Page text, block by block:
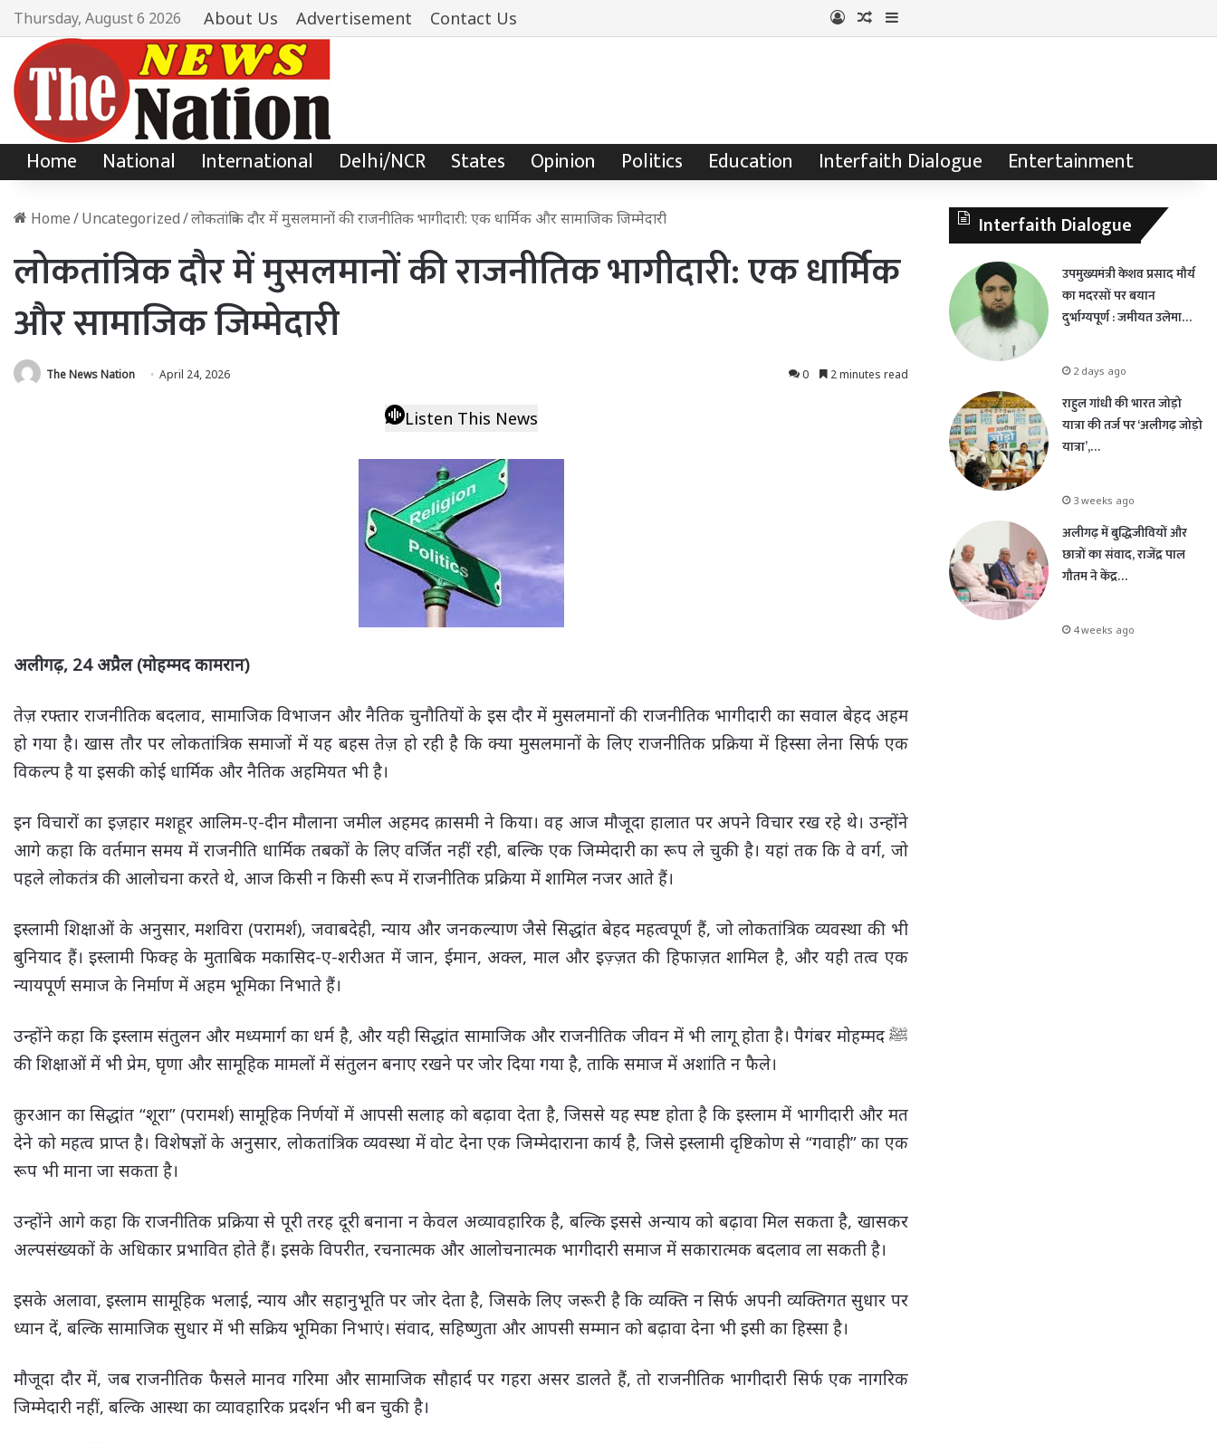
Thursday, August 6 2026 About Us Advertisement Contact Us Log InRandom Article
Home National International Delhi/NCR States Opinion Politics Education Interfaith Dialogue Entertainment
Home/Uncategorized/लोकतांत्रिक दौर में मुसलमानों की राजनीतिक भागीदारी: एक धार्मिक और सामाजिक जिम्मेदारी
लोकतांत्रिक दौर में मुसलमानों की राजनीतिक भागीदारी: एक धार्मिक
और सामाजिक जिम्मेदारी
The News Nation April 24, 2026 0 2 minutes read
Listen This News
अलीगढ़, 24 अप्रैल (मोहम्मद कामरान)
तेज़ रफ्तार राजनीतिक बदलाव, सामाजिक विभाजन और नैतिक चुनौतियों के इस दौर में मुसलमानों की राजनीतिक भागीदारी का सवाल बेहद अहम
हो गया है। खास तौर पर लोकतांत्रिक समाजों में यह बहस तेज़ हो रही है कि क्या मुसलमानों के लिए राजनीतिक प्रक्रिया में हिस्सा लेना सिर्फ एक
विकल्प है या इसकी कोई धार्मिक और नैतिक अहमियत भी है।
इन विचारों का इज़हार मशहूर आलिम-ए-दीन मौलाना जमील अहमद क़ासमी ने किया। वह आज मौजूदा हालात पर अपने विचार रख रहे थे। उन्होंने
आगे कहा कि वर्तमान समय में राजनीति धार्मिक तबकों के लिए वर्जित नहीं रही, बल्कि एक जिम्मेदारी का रूप ले चुकी है। यहां तक कि वे वर्ग, जो
पहले लोकतंत्र की आलोचना करते थे, आज किसी न किसी रूप में राजनीतिक प्रक्रिया में शामिल नजर आते हैं।
इस्लामी शिक्षाओं के अनुसार, मशविरा (परामर्श), जवाबदेही, न्याय और जनकल्याण जैसे सिद्धांत बेहद महत्वपूर्ण हैं, जो लोकतांत्रिक व्यवस्था की भी
बुनियाद हैं। इस्लामी फिक्ह के मुताबिक मकासिद-ए-शरीअत में जान, ईमान, अक्ल, माल और इज़्ज़त की हिफाज़त शामिल है, और यही तत्व एक
न्यायपूर्ण समाज के निर्माण में अहम भूमिका निभाते हैं।
उन्होंने कहा कि इस्लाम संतुलन और मध्यमार्ग का धर्म है, और यही सिद्धांत सामाजिक और राजनीतिक जीवन में भी लागू होता है। पैगंबर मोहम्मद ﷺ
की शिक्षाओं में भी प्रेम, घृणा और सामूहिक मामलों में संतुलन बनाए रखने पर जोर दिया गया है, ताकि समाज में अशांति न फैले।
क़ुरआन का सिद्धांत “शूरा” (परामर्श) सामूहिक निर्णयों में आपसी सलाह को बढ़ावा देता है, जिससे यह स्पष्ट होता है कि इस्लाम में भागीदारी और मत
देने को महत्व प्राप्त है। विशेषज्ञों के अनुसार, लोकतांत्रिक व्यवस्था में वोट देना एक जिम्मेदाराना कार्य है, जिसे इस्लामी दृष्टिकोण से “गवाही” का एक
रूप भी माना जा सकता है।
उन्होंने आगे कहा कि राजनीतिक प्रक्रिया से पूरी तरह दूरी बनाना न केवल अव्यावहारिक है, बल्कि इससे अन्याय को बढ़ावा मिल सकता है, खासकर
अल्पसंख्यकों के अधिकार प्रभावित होते हैं। इसके विपरीत, रचनात्मक और आलोचनात्मक भागीदारी समाज में सकारात्मक बदलाव ला सकती है।
इसके अलावा, इस्लाम सामूहिक भलाई, न्याय और सहानुभूति पर जोर देता है, जिसके लिए जरूरी है कि व्यक्ति न सिर्फ अपनी व्यक्तिगत सुधार पर
ध्यान दें, बल्कि सामाजिक सुधार में भी सक्रिय भूमिका निभाएं। संवाद, सहिष्णुता और आपसी सम्मान को बढ़ावा देना भी इसी का हिस्सा है।
मौजूदा दौर में, जब राजनीतिक फैसले मानव गरिमा और सामाजिक सौहार्द पर गहरा असर डालते हैं, तो राजनीतिक भागीदारी सिर्फ एक नागरिक
जिम्मेदारी नहीं, बल्कि आस्था का व्यावहारिक प्रदर्शन भी बन चुकी है।
Interfaith Dialogue
उपमुख्यमंत्री केशव प्रसाद मौर्य
का मदरसों पर बयान
दुर्भाग्यपूर्ण : जमीयत उलेमा…
2 days ago
राहुल गांधी की भारत जोड़ो
यात्रा की तर्ज पर ‘अलीगढ़ जोड़ो
यात्रा’,…
3 weeks ago
अलीगढ़ में बुद्धिजीवियों और
छात्रों का संवाद, राजेंद्र पाल
गौतम ने केंद्र…
4 weeks ago